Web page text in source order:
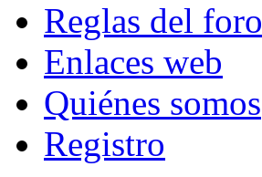
Reglas del foro
Enlaces web
Quiénes somos
Registro